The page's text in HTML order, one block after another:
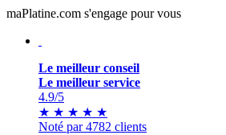
maPlatine.com s'engage pour vous
Le meilleur conseil
Le meilleur service
4.9/5
★ ★ ★ ★ ★
Noté par 4782 clients